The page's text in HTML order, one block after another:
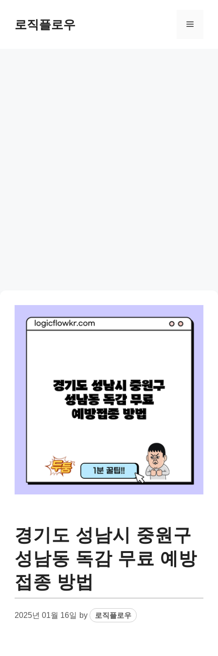
content로직플로우 Menu
경기도 성남시 중원구
성남동 독감 무료 예방
접종 방법
2025년 01월 16일 by 로직플로우